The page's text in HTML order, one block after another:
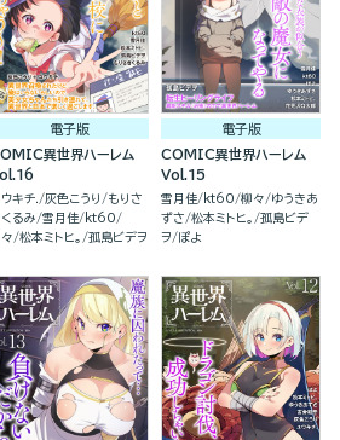
電子版
異世界ハーレム
キチ. 灰色こうり
もりさ
くるみ 雪月佳
kt60
松本ミトヒ。 孤島ビデヲ
電子版
COMIC異世界ハーレム
Vol.15
雪月佳 kt60 柳々
ゆうきあ
ずさ 松本ミトヒ。
孤島ビデ
ヲ
ぽよ